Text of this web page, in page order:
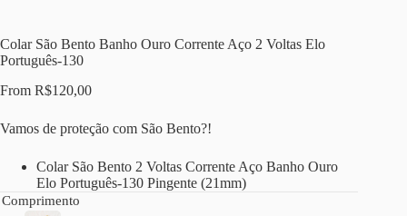
Colar São Bento Banho Ouro Corrente Aço 2 Voltas Elo
Português-130
From R$120,00
Vamos de proteção com São Bento?!
Colar São Bento 2 Voltas Corrente Aço Banho Ouro
Elo Português-130 Pingente (21mm)
Comprimento